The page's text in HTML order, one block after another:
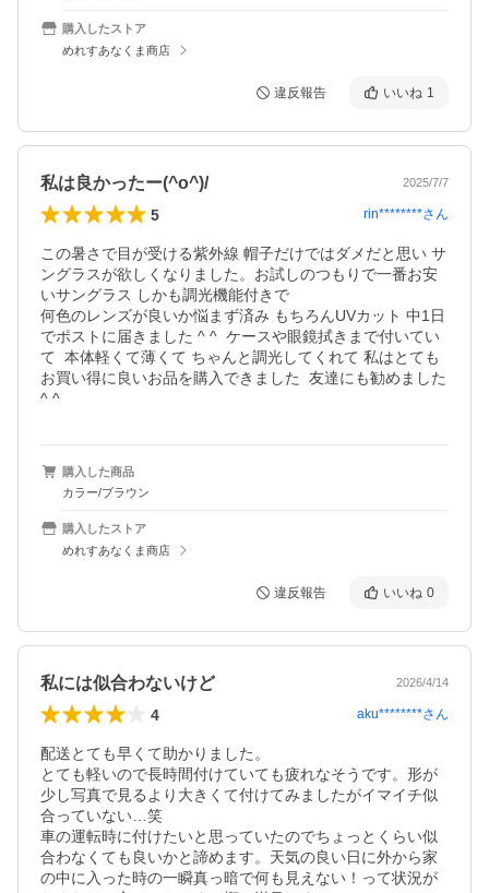
購入したストア
めれすあなくま商店
違反報告 いいね 1
私は良かったー(^o^)/ 2025/7/7
5 rin********さん
この暑さで目が受ける紫外線 帽子だけではダメだと思い サ
ングラスが欲しくなりました。お試しのつもりで一番お安
いサングラス しかも調光機能付きで
何色のレンズが良いか悩まず済み もちろんUVカット 中1日
でポストに届きました ^ ^  ケースや眼鏡拭きまで付いてい
て  本体軽くて薄くて ちゃんと調光してくれて 私はとても
お買い得に良いお品を購入できました  友達にも勧めました
^ ^
購入した商品
カラー/ブラウン
購入したストア
めれすあなくま商店
違反報告 いいね 0
私には似合わないけど 2026/4/14
4 aku********さん
配送とても早くて助かりました。
とても軽いので長時間付けていても疲れなそうです。形が
少し写真で見るより大きくて付けてみましたがイマイチ似
合っていない…笑
車の運転時に付けたいと思っていたのでちょっとくらい似
合わなくても良いかと諦めます。天気の良い日に外から家
の中に入った時の一瞬真っ暗で何も見えない！って状況が